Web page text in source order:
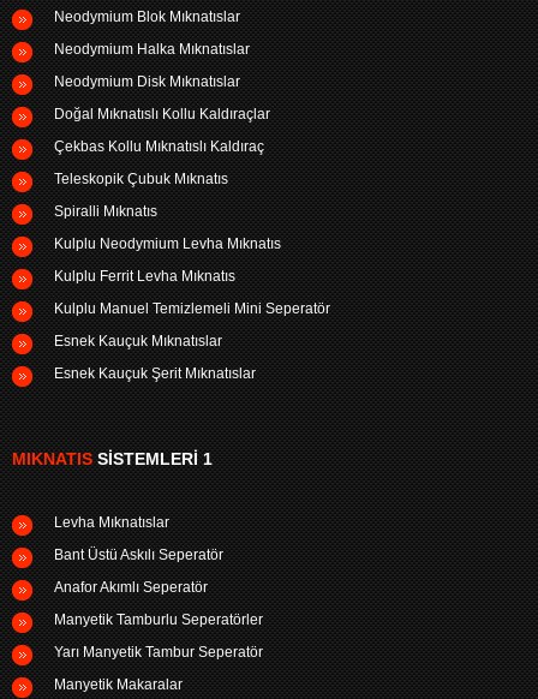
Neodymium Blok Mıknatıslar
Neodymium Halka Mıknatıslar
Neodymium Disk Mıknatıslar
Doğal Mıknatıslı Kollu Kaldıraçlar
Çekbas Kollu Mıknatıslı Kaldıraç
Teleskopik Çubuk Mıknatıs
Spiralli Mıknatıs
Kulplu Neodymium Levha Mıknatıs
Kulplu Ferrit Levha Mıknatıs
Kulplu Manuel Temizlemeli Mini Seperatör
Esnek Kauçuk Mıknatıslar
Esnek Kauçuk Şerit Mıknatıslar
MIKNATISSISTEMLERI 1
Levha Mıknatıslar
Bant Üstü Askılı Seperatör
Anafor Akımlı Seperatör
Manyetik Tamburlu Seperatörler
Yarı Manyetik Tambur Seperatör
Manyetik Makaralar